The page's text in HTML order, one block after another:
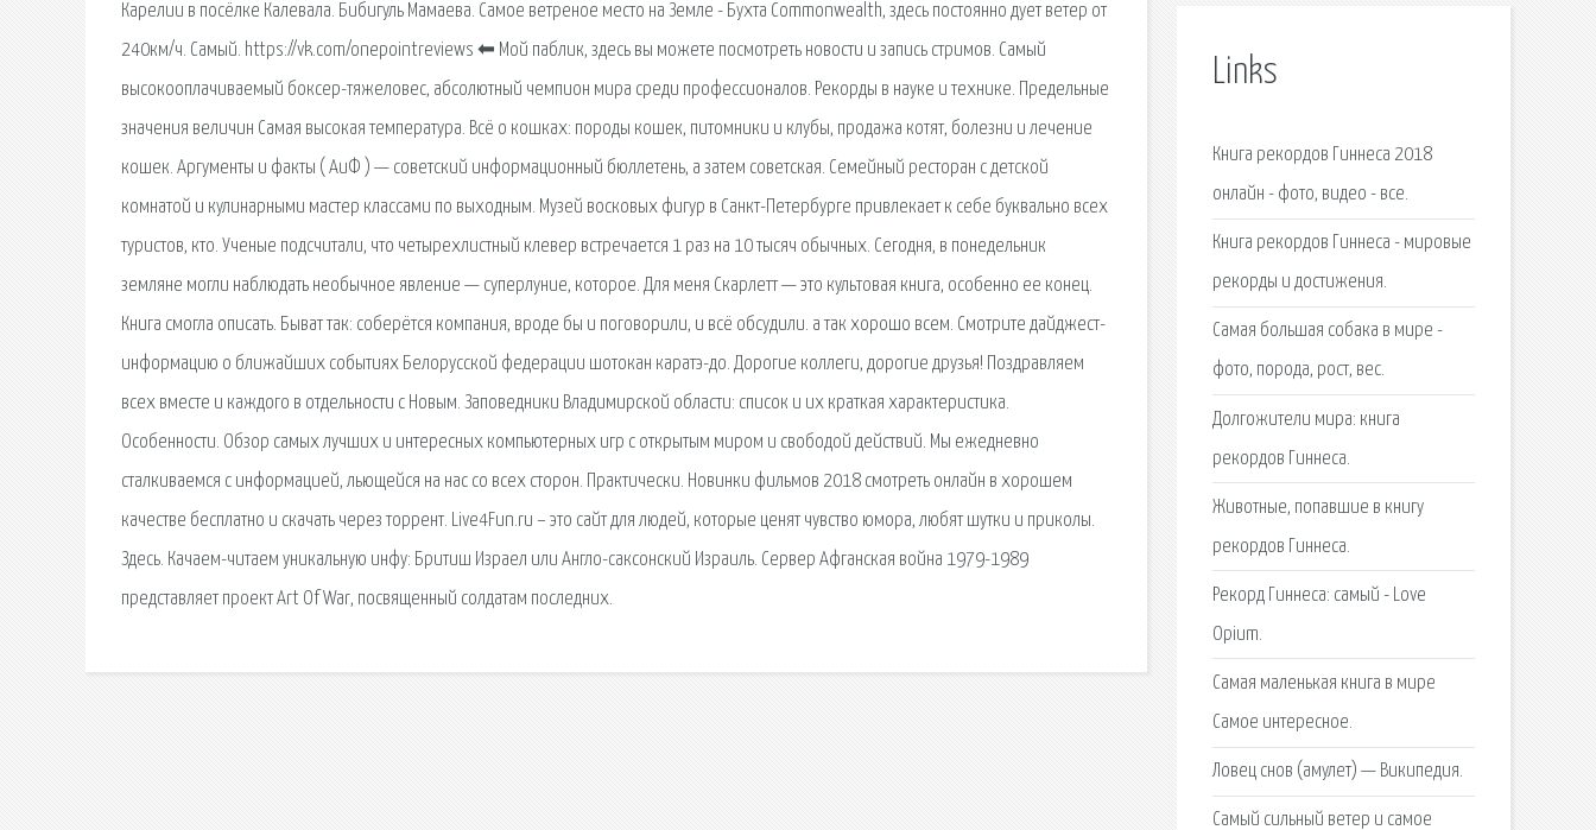
Карелии в посёлке Калевала. Бибигуль Мамаева. Самое ветреное место на Земле - Бухта Commonwealth, здесь постоянно дует ветер от
240км/ч. Самый. https://vk.com/onepointreviews ⬅ Мой паблик, здесь вы можете посмотреть новости и запись стримов. Самый
высокооплачиваемый боксер-тяжеловес, абсолютный чемпион мира среди профессионалов. Рекорды в науке и технике. Предельные
значения величин Самая высокая температура. Всё о кошках: породы кошек, питомники и клубы, продажа котят, болезни и лечение
кошек. Аргументы и факты ( АиФ ) — советский информационный бюллетень, а затем советская. Семейный ресторан с детской
комнатой и кулинарными мастер классами по выходным. Музей восковых фигур в Санкт-Петербурге привлекает к себе буквально всех
туристов, кто. Ученые подсчитали, что четырехлистный клевер встречается 1 раз на 10 тысяч обычных. Сегодня, в понедельник
земляне могли наблюдать необычное явление — суперлуние, которое. Для меня Скарлетт — это культовая книга, особенно ее конец.
Книга смогла описать. Быват так: соберётся компания, вроде бы и поговорили, и всё обсудили. а так хорошо всем. Смотрите дайджест-
информацию о ближайших событиях Белорусской федерации шотокан каратэ-до. Дорогие коллеги, дорогие друзья! Поздравляем
всех вместе и каждого в отдельности с Новым. Заповедники Владимирской области: список и их краткая характеристика.
Особенности. Обзор самых лучших и интересных компьютерных игр с открытым миром и свободой действий. Мы ежедневно
сталкиваемся с информацией, льющейся на нас со всех сторон. Практически. Новинки фильмов 2018 смотреть онлайн в хорошем
качестве бесплатно и скачать через торрент. Live4Fun.ru – это сайт для людей, которые ценят чувство юмора, любят шутки и приколы.
Здесь. Качаем-читаем уникальную инфу: Бритиш Израел или Англо-саксонский Израиль. Сервер Афганская война 1979-1989
представляет проект Art Of War, посвященный солдатам последних.
Links
Книга рекордов Гиннеса 2018
онлайн - фото, видео - все.
Книга рекордов Гиннеса - мировые
рекорды и достижения.
Самая большая собака в мире -
фото, порода, рост, вес.
Долгожители мира: книга
рекордов Гиннеса.
Животные, попавшие в книгу
рекордов Гиннеса.
Рекорд Гиннеса: самый - Love
Opium.
Самая маленькая книга в мире
Самое интересное.
Ловец снов (амулет) — Википедия.
Самый сильный ветер и самое